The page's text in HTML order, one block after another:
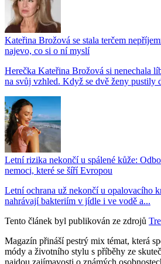
Kateřina Brožová se stala terčem
najevo, co si o ní myslí
Herečka Kateřina Brožová si nenechala
na svůj vzhled. Když se dvě ženy pustily
Letní rizika nekončí u spálené kůže:
nemoci, které se šíří Evropou
Letní ochrana už nekončí u opalovacího
nahrávají bakteriím v jídle i ve vodě a...
Tento článek byl publikován ze zdrojů
Magazín přináší pestrý mix témat, která
módy a životního stylu s příběhy ze
najdou zajímavosti o známých